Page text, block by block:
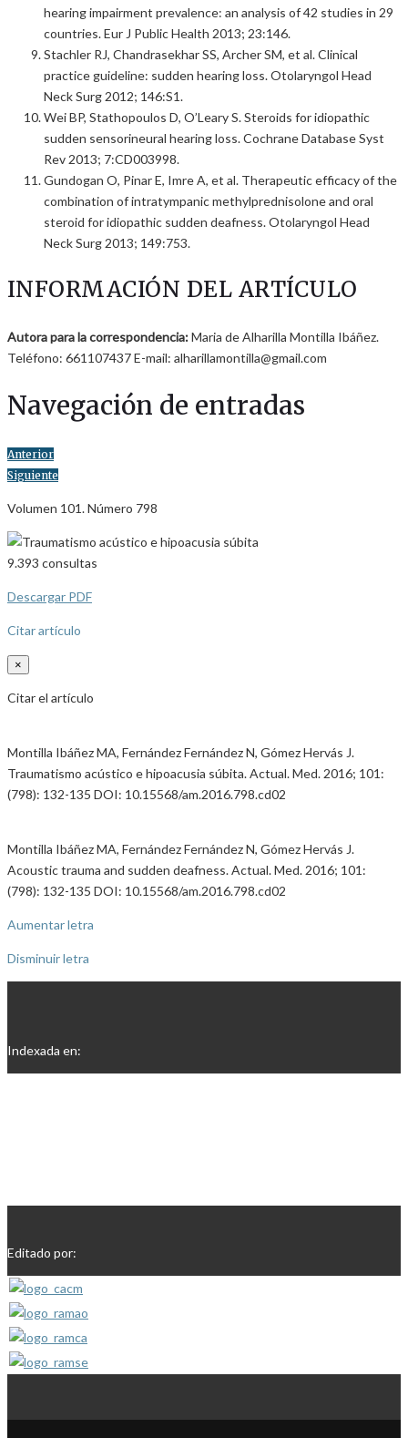
hearing impairment prevalence: an analysis of 42 studies in 29
countries. Eur J Public Health 2013; 23:146.
Stachler RJ, Chandrasekhar SS, Archer SM, et al. Clinical
practice guideline: sudden hearing loss. Otolaryngol Head
Neck Surg 2012; 146:S1.
Wei BP, Stathopoulos D, O’Leary S. Steroids for idiopathic
sudden sensorineural hearing loss. Cochrane Database Syst
Rev 2013; 7:CD003998.
Gundogan O, Pinar E, Imre A, et al. Therapeutic efficacy of the
combination of intratympanic methylprednisolone and oral
steroid for idiopathic sudden deafness. Otolaryngol Head
Neck Surg 2013; 149:753.
INFORMACIÓN DEL ARTÍCULO
Autora para la correspondencia:Maria de Alharilla Montilla Ibáñez.
Teléfono: 661107437 E-mail: alharillamontilla@gmail.com
Navegación de entradas
Anterior
Siguiente
Volumen 101. Número 798
9.393 consultas
Descargar PDF
Citar artículo
×
Citar el artículo
Montilla Ibáñez MA, Fernández Fernández N, Gómez Hervás J.
Traumatismo acústico e hipoacusia súbita. Actual. Med. 2016; 101:
(798): 132-135 DOI: 10.15568/am.2016.798.cd02
Montilla Ibáñez MA, Fernández Fernández N, Gómez Hervás J.
Acoustic trauma and sudden deafness. Actual. Med. 2016; 101:
(798): 132-135 DOI: 10.15568/am.2016.798.cd02
Aumentar letra
Disminuir letra
Indexada en:
Editado por: